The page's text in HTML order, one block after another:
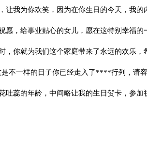
让我为你欢笑，因为在你生日的今天，我
愿，给事业贴心的女儿，愿在这特别幸福
，你就为我们这个家庭带来了永远的欢乐，
是不一样的日子你已经走入了****行列，请
吐蕊的年龄，中间略让我的生日贺卡，参